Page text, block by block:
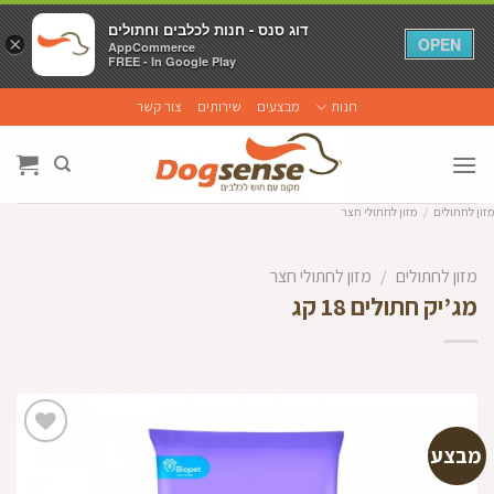
to
content
חנות מבצעים שירותים צור קשר
מזון לחתולים / מזון לחתולי חצר
מזון לחתולים / מזון לחתולי חצר
מג’יק חתולים 18 קג
מבצע
×
דוג סנס - חנות לכלבים וחתולים
AppCommerce
FREE - In Google Play
OPEN
×
דוג סנס - חנות לכלבים וחתולים
AppCommerce
FREE - In Google Play
OPEN